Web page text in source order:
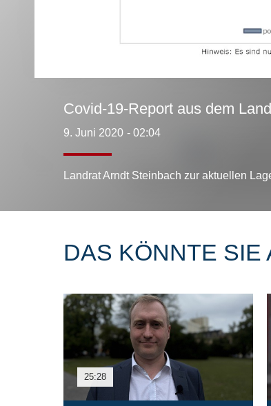
Covid-19-Report aus dem
9. Juni 2020 - 02:04
Landrat Arndt Steinbach zur aktuellen
DAS KÖNNTE SIE
25:28